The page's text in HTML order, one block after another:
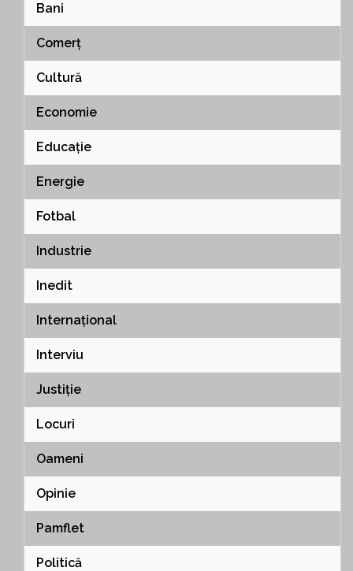
Bani
Comerț
Cultură
Economie
Educație
Energie
Fotbal
Industrie
Inedit
Internațional
Interviu
Justiție
Locuri
Oameni
Opinie
Pamflet
Politică